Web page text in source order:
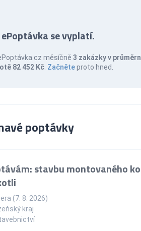
ePoptávka se vyplatí.
měsíčně 3 zakázky v
82 452 Kč Začněteproto hned.
poptávky
stavbu montovaného
(7. 8. 2026)
kraj